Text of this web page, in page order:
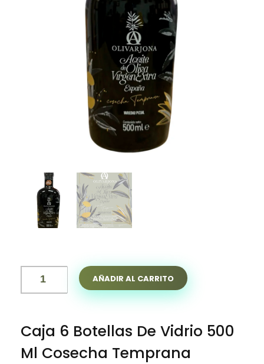
Caja 6 Botellas De Vidrio 500
Ml Cosecha Temprana
AÑADIR AL CARRITO